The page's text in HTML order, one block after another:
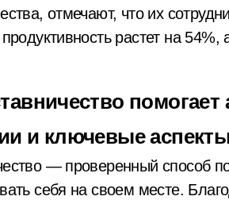
отмечают, что их
растет на 54%,
и ключевые
— проверенный способ
себя на своем месте.